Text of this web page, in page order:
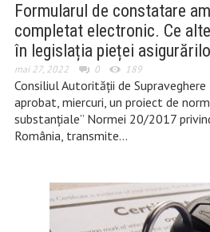
Formularul de constatare
completat electronic. Ce
în legislația pieței
mai 27, 2022 0 189
Consiliul Autorității de Supraveghere
aprobat, miercuri, un proiect de
substanțiale” Normei 20/2017
România, transmite…